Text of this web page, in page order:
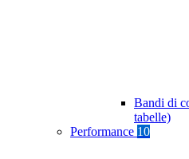
Bandi di
tabelle)
Performance 10